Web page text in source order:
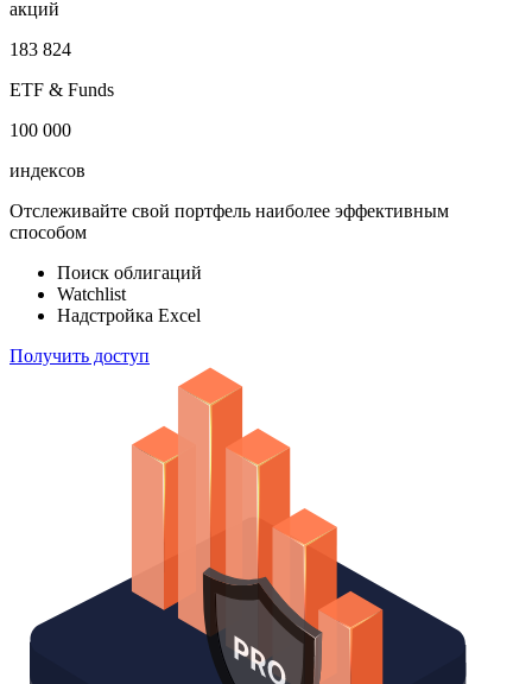
акций
183 824
ETF & Funds
100 000
индексов
Отслеживайте свой портфель наиболее эффективным
способом
Поиск облигаций
Watchlist
Надстройка Excel
Получить доступ